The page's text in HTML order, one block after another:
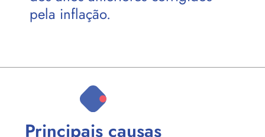
pela inflação.
Principais causas